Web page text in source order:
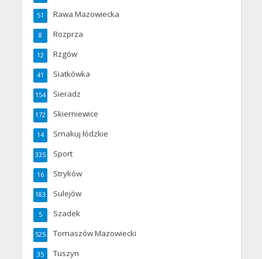
Rawa Mazowiecka
51
Rozprza
8
Rzgów
12
Siatkówka
41
Sieradz
154
Skierniewice
172
Smakuj łódzkie
14
Sport
335
Stryków
16
Sulejów
183
Szadek
5
Tomaszów Mazowiecki
525
Tuszyn
35